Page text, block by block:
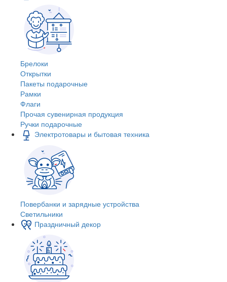
Брелоки
Открытки
Пакеты подарочные
Рамки
Флаги
Прочая сувенирная продукция
Ручки подарочные
Электротовары и бытовая техника
Повербанки и зарядные устройства
Светильники
Праздничный декор